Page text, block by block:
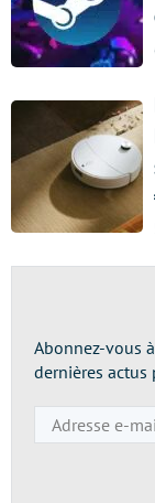
Abonnez-vous
dernières actus